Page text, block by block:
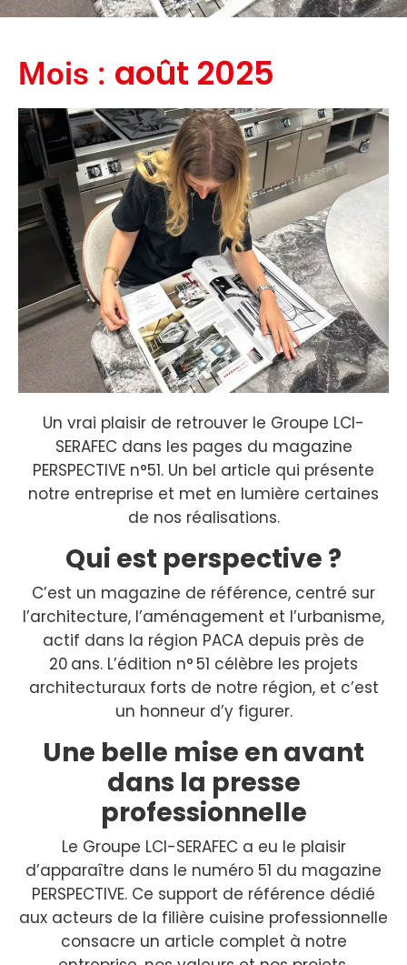
Mois : août 2025
Un vrai plaisir de retrouver le Groupe LCI-
SERAFEC dans les pages du magazine
PERSPECTIVE n°51. Un bel article qui présente
notre entreprise et met en lumière certaines
de nos réalisations.
Qui est perspective ?
C’est un magazine de référence, centré sur
l’architecture, l’aménagement et l’urbanisme,
actif dans la région PACA depuis près de
20 ans. L’édition n° 51 célèbre les projets
architecturaux forts de notre région, et c’est
un honneur d’y figurer.
Une belle mise en avant
dans la presse
professionnelle
Le Groupe LCI-SERAFEC a eu le plaisir
d’apparaître dans le numéro 51 du magazine
PERSPECTIVE. Ce support de référence dédié
aux acteurs de la filière cuisine professionnelle
consacre un article complet à notre